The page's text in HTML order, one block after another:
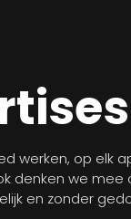
werken, op elk
denken we mee
en zonder